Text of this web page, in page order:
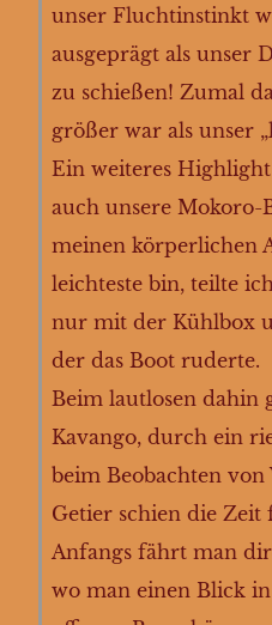
unser Fluchtinstinkt
ausgeprägt als unser
zu schießen! Zumal
größer war als unser
Ein weiteres
auch unsere Mokoro-
meinen körperlichen
leichteste bin, teilte
nur mit der Kühlbox
der das Boot ruderte.
Beim lautlosen dahin
Kavango, durch ein
beim Beobachten
Getier schien die Zeit
Anfangs fährt man
wo man einen Blick